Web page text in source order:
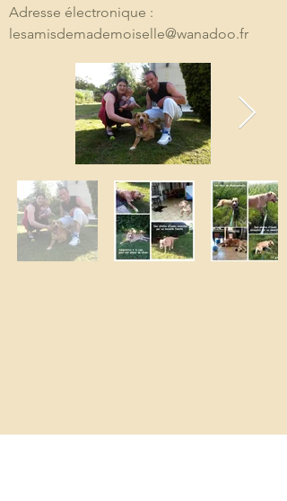
Adresse électronique :
lesamisdemademoiselle@wanadoo.fr